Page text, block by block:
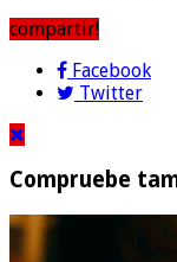
compartir!
Facebook
Twitter
Compruebe